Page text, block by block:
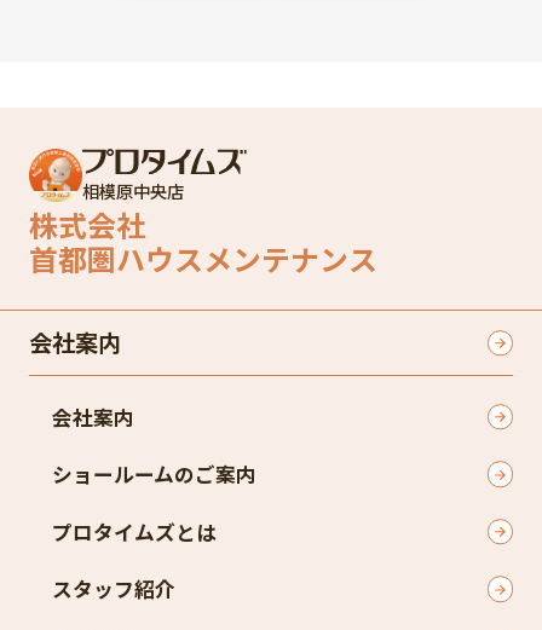
相模原中央店
株式会社
首都圏ハウスメンテナンス
会社案内
会社案内
ショールームのご案内
プロタイムズとは
スタッフ紹介